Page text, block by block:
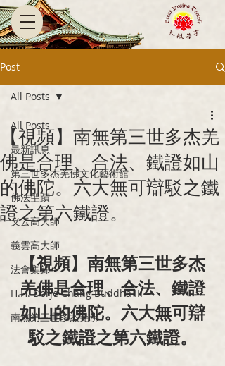
Post
All Posts
最新訊息
第三世多杰羌佛文化藝術館
佛法聖蹟
义云高大師
義雲高大師
法會集錦
H.H. Dorje Chang Buddha III
南無第三世多杰羌佛
All Posts
【視頻】南無第三世多杰羌
佛是合理、合法、鐵證如山
的佛陀。六大無可辯駁之鐵
證之第六鐵證。
【視頻】南無第三世多杰
羌佛是合理、合法、鐵證
如山的佛陀。六大無可辯
駁之鐵證之第六鐵證。